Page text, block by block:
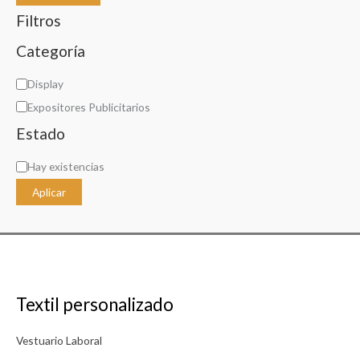
Filtros
Categoría
C
a
t
g
í
Display
Expositores Publicitarios
Estado
D
s
p
i
i
Hay existencias
Aplicar
Textil personalizado
Vestuario Laboral